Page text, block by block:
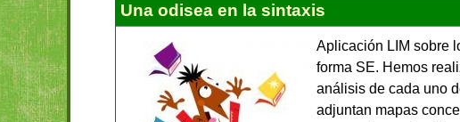
Una odisea en la sintaxis
Aplicación LIM sobre
forma SE. Hemos
análisis de cada uno
adjuntan mapas